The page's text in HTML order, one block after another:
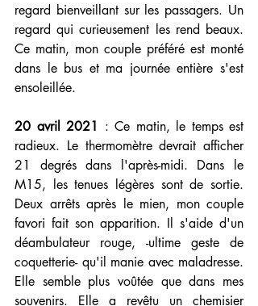
regard bienveillant sur les passagers. Un
regard qui curieusement les rend beaux.
Ce matin, mon couple préféré est monté
dans le bus et ma journée entière s'est
ensoleillée.
20 avril 2021 : Ce matin, le temps est
radieux. Le thermomètre devrait afficher
21 degrés dans l'après-midi. Dans le
M15, les tenues légères sont de sortie.
Deux arrêts après le mien, mon couple
favori fait son apparition. Il s'aide d'un
déambulateur rouge, -ultime geste de
coquetterie- qu'il manie avec maladresse.
Elle semble plus voûtée que dans mes
souvenirs. Elle a revêtu un chemisier